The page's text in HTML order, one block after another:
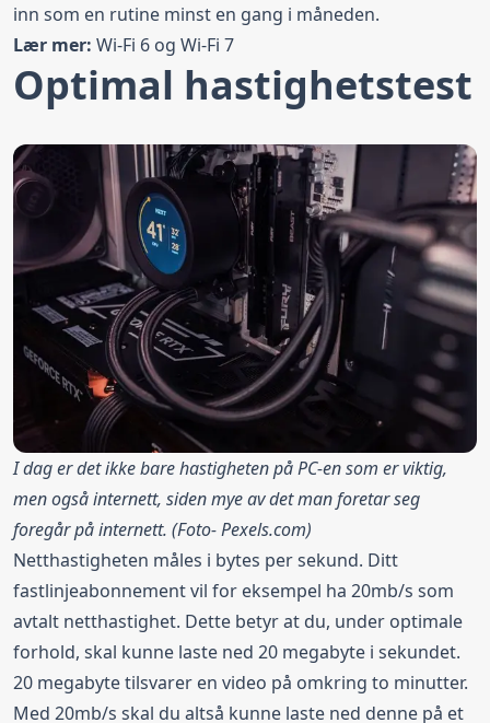
inn som en rutine minst en gang i måneden.
Lær mer: Wi-Fi 6 og Wi-Fi 7
Optimal hastighetstest
I dag er det ikke bare hastigheten på PC-en som er viktig,
men også internett, siden mye av det man foretar seg
foregår på internett. (Foto-Pexels.com)
Netthastigheten måles i bytes per sekund. Ditt
fastlinjeabonnement vil for eksempel ha 20mb/s som
avtalt netthastighet. Dette betyr at du, under optimale
forhold, skal kunne laste ned 20 megabyte i sekundet.
20 megabyte tilsvarer en video på omkring to minutter.
Med 20mb/s skal du altså kunne laste ned denne på et